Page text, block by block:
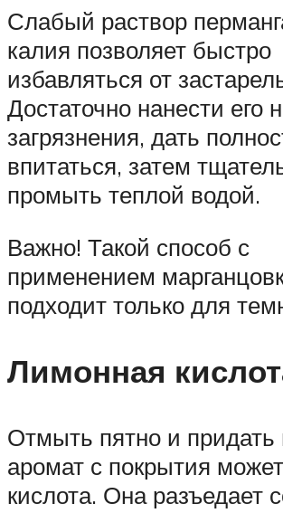
Слабый раствор
калия позволяет быстро
избавляться от
Достаточно нанести его
загрязнения, дать
впитаться, затем
промыть теплой водой.
Важно! Такой способ с
применением
подходит только для
Лимонная
Отмыть пятно и придать
аромат с покрытия
кислота. Она разъедает